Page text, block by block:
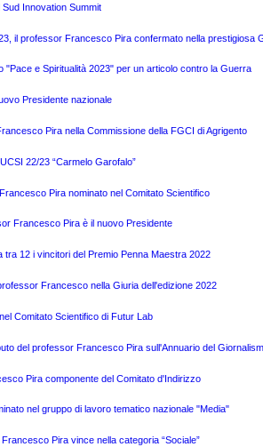
Innovation Summit
il professor Francesco Pira confermato nella prestigiosa
"Pace e Spiritualità 2023" per un articolo contro la Guerra
Presidente nazionale
Pira nella Commissione della FGCI di Agrigento
22/23 “Carmelo Garofalo”
Pira nominato nel Comitato Scientifico
Francesco Pira è il nuovo Presidente
12 i vincitori del Premio Penna Maestra 2022
Francesco nella Giuria dell'edizione 2022
Comitato Scientifico di Futur Lab
del professor Francesco Pira sull'Annuario del
Pira componente del Comitato d'Indirizzo
nel gruppo di lavoro tematico nazionale "Media"
Pira vince nella categoria “Sociale”